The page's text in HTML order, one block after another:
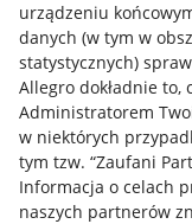
urządzeniu
danych (w tym w
statystycznych)
Allegro dokładnie to,
Administratorem
w niektórych
tym tzw. “Zaufani
Informacja o celach
naszych partnerów
Przydatne